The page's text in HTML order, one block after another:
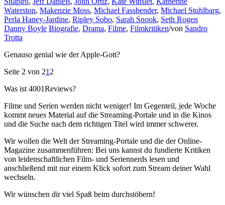
Waterston, Makenzie Moss, Michael Fassbender, Michael Stuhlbarg,
Perla Haney-Jardine, Ripley Sobo, Sarah Snook, Seth Rogen
Danny Boyle Biografie, Drama, Filme, Filmkritiken/von Sandro
Trotta
Genauso genial wie der Apple-Gott?
Seite 2 von 212
Was ist 4001Reviews?
Filme und Serien werden nicht weniger! Im Gegenteil, jede Woche
kommt neues Material auf die Streaming-Portale und in die Kinos
und die Suche nach dem richtigen Titel wird immer schwerer.
Wir wollen die Welt der Streaming-Portale und die der Online-
Magazine zusammenführen: Bei uns kannst du fundierte Kritiken
von leidenschaftlichen Film- und Seriennerds lesen und
anschließend mit nur einem Klick sofort zum Stream deiner Wahl
wechseln.
Wir wünschen dir viel Spaß beim durchstöbern!